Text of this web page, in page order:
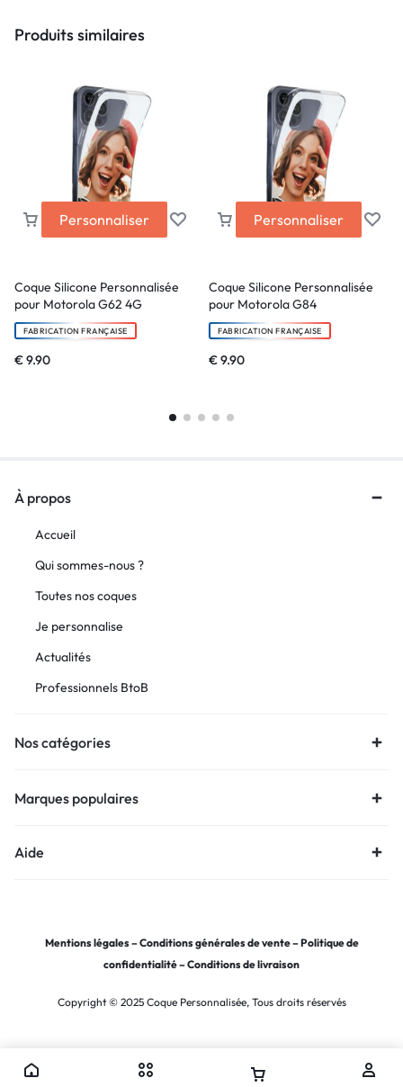
Produits similaires
Personnaliser
Coque Silicone Personnalisée
pour Motorola G62 4G
FABRICATION FRANÇAISE
€9.90
Personnaliser
Coque Silicone Personnalisée
pour Motorola G84
FABRICATION FRANÇAISE
€9.90
À propos
Accueil
Qui sommes-nous ?
Toutes nos coques
Je personnalise
Actualités
Professionnels BtoB
Nos catégories
Marques populaires
Aide
Mentions légales –Conditions générales de vente–Politique de
confidentialité–Conditions de livraison
Copyright © 2025 Coque Personnalisée, Tous droits réservés